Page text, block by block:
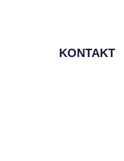
KONTAKT